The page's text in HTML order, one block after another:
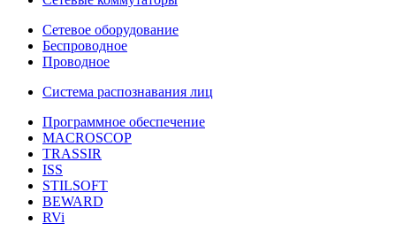
Сетевое оборудование
Беспроводное
Проводное
Система распознавания лиц
Программное обеспечение
MACROSCOP
TRASSIR
ISS
STILSOFT
BEWARD
RVi